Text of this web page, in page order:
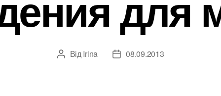
Автор
Від Irina
Дата08.09.2013